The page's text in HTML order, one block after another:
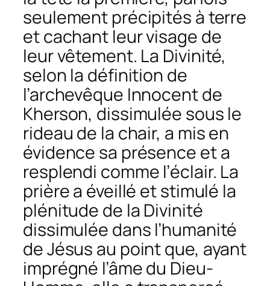
seulement précipités à terre
et cachant leur visage de
leur vêtement. La Divinité,
selon la définition de
l’archevêque Innocent de
Kherson, dissimulée sous le
rideau de la chair, a mis en
évidence sa présence et a
resplendi comme l’éclair. La
prière a éveillé et stimulé la
plénitude de la Divinité
dissimulée dans l’humanité
de Jésus au point que, ayant
imprégné l’âme du Dieu-